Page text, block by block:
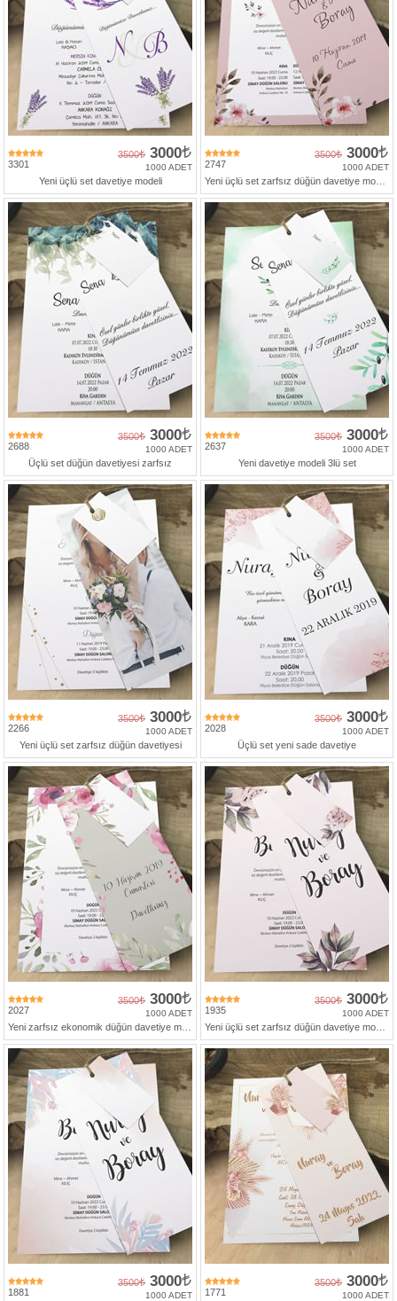
3301
3500 3000
1000 ADET
Yeni üçlü set davetiye modeli
2747
3500 3000
1000 ADET
2688
3500 3000
1000 ADET
Üçlü set düğün davetiyesi zarfsız
2637
3500 3000
1000 ADET
Yeni davetiye modeli 3lü set
2266
3500 3000
1000 ADET
Yeni üçlü set zarfsız düğün davetiyesi
2028
3500 3000
1000 ADET
Üçlü set yeni sade davetiye
2027
3500 3000
1000 ADET 1935
3500 3000
1000 ADET
1881
3500 3000
1000 ADET 1771
3500 3000
1000 ADET